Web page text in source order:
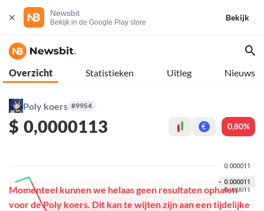
Newsbit
Bekijk in de Google Play store
Bekijk
Overzicht Statistieken Uitleg Nieuws
Poly koers #9954
$ 0,0000113 € 0,80%
Momenteel kunnen we helaas geen resultaten ophalen
voor de Poly koers. Dit kan te wijten zijn aan een tijdelijke